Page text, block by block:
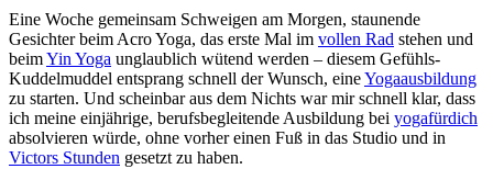
Eine Woche gemeinsam Schweigen am Morgen, staunende
Gesichter beim Acro Yoga, das erste Mal im vollen Rad stehen und
beimYin Yoga unglaublich wütend werden – diesem Gefühls-
Kuddelmuddel entsprang schnell der Wunsch, eineYogaausbildung
zu starten. Und scheinbar aus dem Nichts war mir schnell klar, dass
ich meine einjährige, berufsbegleitende Ausbildung bei yogafürdich
absolvieren würde, ohne vorher einen Fuß in das Studio und in
Victors Stunden gesetzt zu haben.